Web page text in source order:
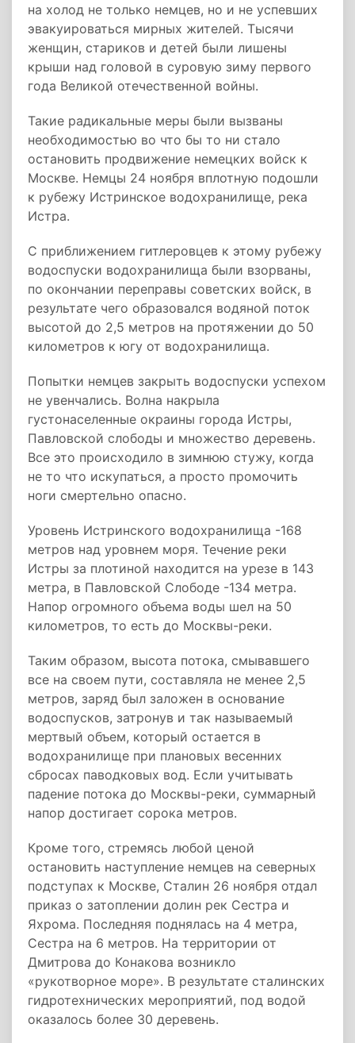
на холод не только немцев, но и не успевших
эвакуироваться мирных жителей. Тысячи
женщин, стариков и детей были лишены
крыши над головой в суровую зиму первого
года Великой отечественной войны.
Такие радикальные меры были вызваны
необходимостью во что бы то ни стало
остановить продвижение немецких войск к
Москве. Немцы 24 ноября вплотную подошли
к рубежу Истринское водохранилище, река
Истра.
С приближением гитлеровцев к этому рубежу
водоспуски водохранилища были взорваны,
по окончании переправы советских войск, в
результате чего образовался водяной поток
высотой до 2,5 метров на протяжении до 50
километров к югу от водохранилища.
Попытки немцев закрыть водоспуски успехом
не увенчались. Волна накрыла
густонаселенные окраины города Истры,
Павловской слободы и множество деревень.
Все это происходило в зимнюю стужу, когда
не то что искупаться, а просто промочить
ноги смертельно опасно.
Уровень Истринского водохранилища -168
метров над уровнем моря. Течение реки
Истры за плотиной находится на урезе в 143
метра, в Павловской Слободе -134 метра.
Напор огромного объема воды шел на 50
километров, то есть до Москвы-реки.
Таким образом, высота потока, смывавшего
все на своем пути, составляла не менее 2,5
метров, заряд был заложен в основание
водоспусков, затронув и так называемый
мертвый объем, который остается в
водохранилище при плановых весенних
сбросах паводковых вод. Если учитывать
падение потока до Москвы-реки, суммарный
напор достигает сорока метров.
Кроме того, стремясь любой ценой
остановить наступление немцев на северных
подступах к Москве, Сталин 26 ноября отдал
приказ о затоплении долин рек Сестра и
Яхрома. Последняя поднялась на 4 метра,
Сестра на 6 метров. На территории от
Дмитрова до Конакова возникло
«рукотворное море». В результате сталинских
гидротехнических мероприятий, под водой
оказалось более 30 деревень.